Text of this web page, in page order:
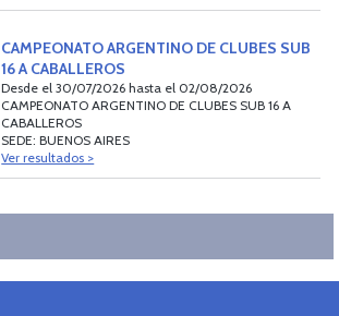
CAMPEONATO ARGENTINO DE CLUBES SUB
16 A CABALLEROS
Desde el 30/07/2026 hasta el 02/08/2026
CAMPEONATO ARGENTINO DE CLUBES SUB 16 A
CABALLEROS
SEDE: BUENOS AIRES
Ver resultados >